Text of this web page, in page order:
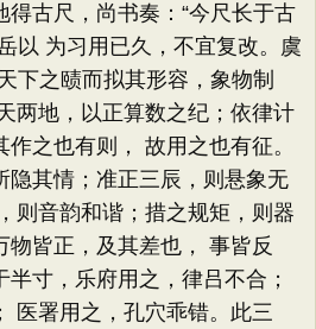
古尺，尚书奏：“今尺长于古
以 为习用已久，不宜复改。虞
下之赜而拟其形容，象物制
两地，以正算数之纪；依律计
之也有则， 故用之也有征。
隐其情；准正三辰，则悬象无
则音韵和谐；措之规矩，则器
物皆正，及其差也， 事皆反
寸，乐府用之，律吕不合；
医署用之，孔穴乖错。此三